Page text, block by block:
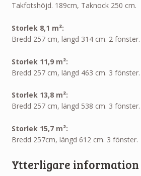
Takfotshöjd. 189cm, Taknock 250 cm.
Storlek 8,1 m²:
Bredd 257 cm, längd 314 cm. 2 fönster.
Storlek 11,9 m²:
Bredd 257 cm, längd 463 cm. 3 fönster.
Storlek 13,8 m²:
Bredd 257 cm, längd 538 cm. 3 fönster.
Storlek 15,7 m²:
Bredd 257cm, längd 612 cm. 3 fönster.
Ytterligare information